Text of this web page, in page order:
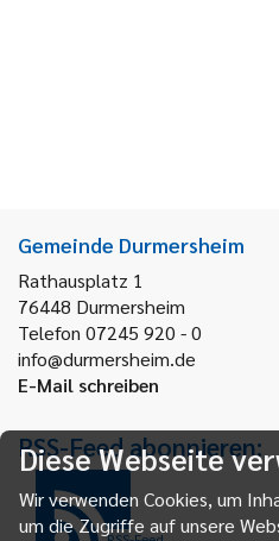
Gemeinde Durmersheim
Rathausplatz 1
76448 Durmersheim
Telefon 07245 920 - 0
info@durmersheim.de
E-Mail schreiben
RSS-Feed abonnieren:
Diese Webseite
Wir verwenden Cookies, um
um die Zugriffe auf unsere